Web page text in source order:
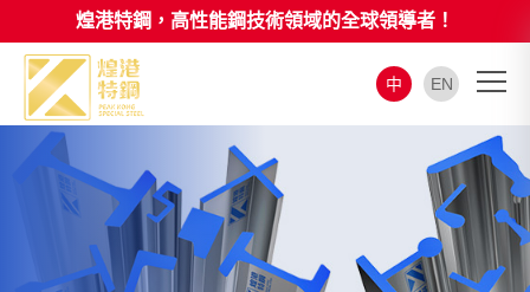
煌港特鋼，高性能鋼技術領域的全球領導者！
中 EN